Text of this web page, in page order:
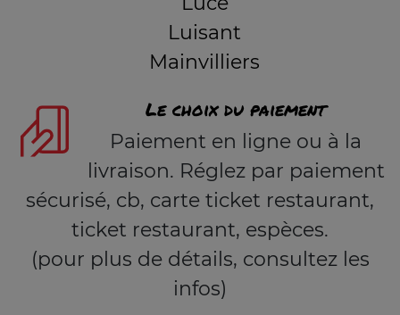
Luisant
Mainvilliers
Le choix du paiement
Paiement en ligne ou à la
livraison. Réglez par paiement
sécurisé, cb, carte ticket restaurant,
ticket restaurant, espèces.
(pour plus de détails, consultez les
infos)